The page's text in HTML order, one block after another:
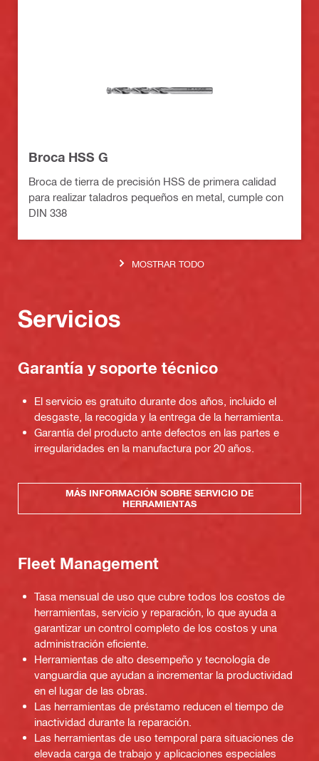
Broca HSS G
Broca de tierra de precisión HSS de primera calidad
para realizar taladros pequeños en metal, cumple con
DIN 338
MOSTRAR TODO
Servicios
Garantía y soporte técnico
El servicio es gratuito durante dos años, incluido el
desgaste, la recogida y la entrega de la herramienta.
Garantía del producto ante defectos en las partes e
irregularidades en la manufactura por 20 años.
MÁS INFORMACIÓN SOBRE SERVICIO DE
HERRAMIENTAS
Fleet Management
Tasa mensual de uso que cubre todos los costos de
herramientas, servicio y reparación, lo que ayuda a
garantizar un control completo de los costos y una
administración eficiente.
Herramientas de alto desempeño y tecnología de
vanguardia que ayudan a incrementar la productividad
en el lugar de las obras.
Las herramientas de préstamo reducen el tiempo de
inactividad durante la reparación.
Las herramientas de uso temporal para situaciones de
elevada carga de trabajo y aplicaciones especiales